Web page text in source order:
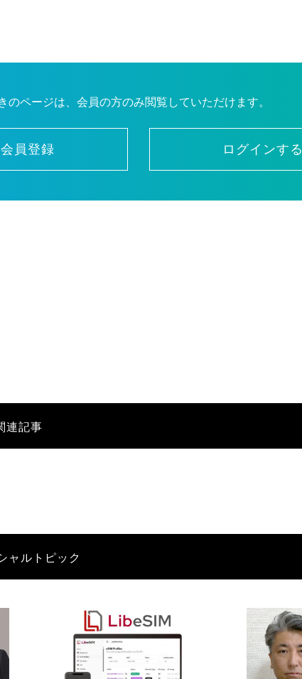
のページは、会員の方のみ閲覧していただけます。
員登録 ログインする
連記事
ャルトピック